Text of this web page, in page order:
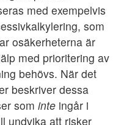
med exempelvis
som
osäkerheterna är
med prioritering av
behövs. När det
beskriver dessa
som inte ingår i
undvika att risker